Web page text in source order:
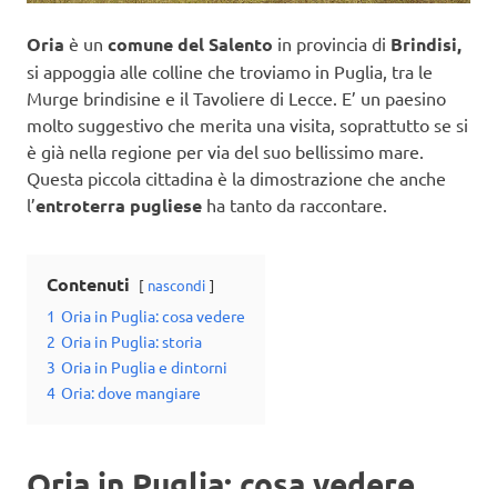
Oria è un comune del Salento in provincia di Brindisi,
si appoggia alle colline che troviamo in Puglia, tra le
Murge brindisine e il Tavoliere di Lecce. E’ un paesino
molto suggestivo che merita una visita, soprattutto se si
è già nella regione per via del suo bellissimo mare.
Questa piccola cittadina è la dimostrazione che anche
l’entroterra pugliese ha tanto da raccontare.
Contenuti nascondi
1 Oria in Puglia: cosa vedere
2 Oria in Puglia: storia
3 Oria in Puglia e dintorni
4 Oria: dove mangiare